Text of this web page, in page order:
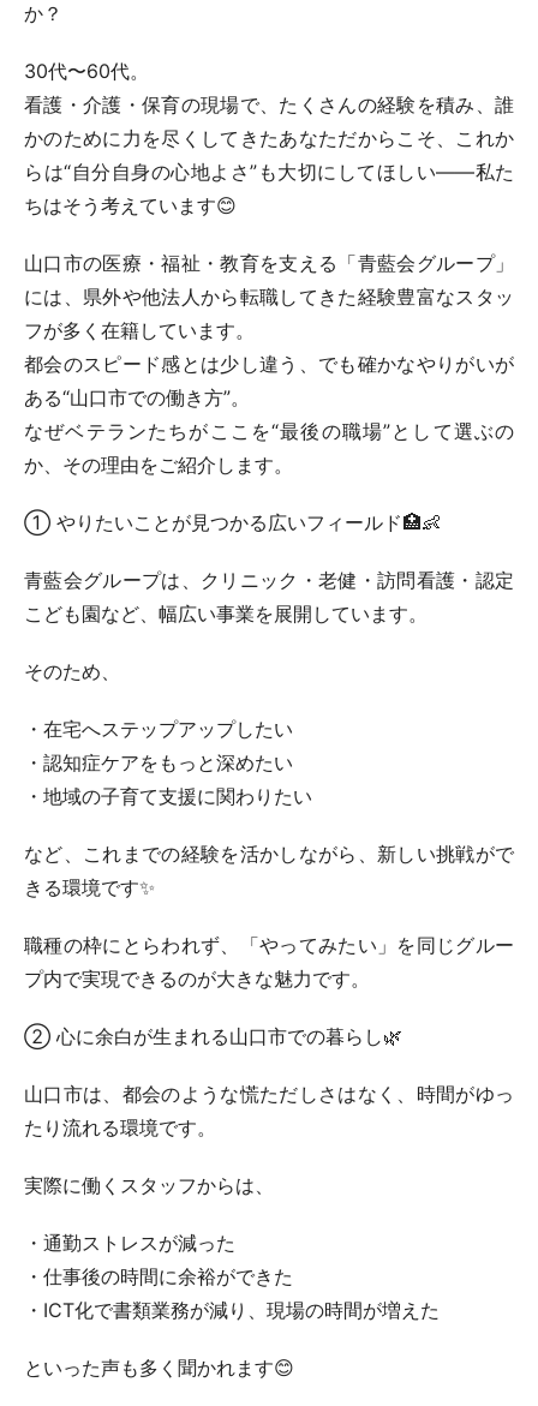
か？
30代〜60代。
看護・介護・保育の現場で、たくさんの経験を積み、誰
かのために力を尽くしてきたあなただからこそ、これか
らは“自分自身の心地よさ”も大切にしてほしい——私た
ちはそう考えています😊
山口市の医療・福祉・教育を支える「青藍会グループ」
には、県外や他法人から転職してきた経験豊富なスタッ
フが多く在籍しています。
都会のスピード感とは少し違う、でも確かなやりがいが
ある“山口市での働き方”。
なぜベテランたちがここを“最後の職場”として選ぶの
か、その理由をご紹介します。
① やりたいことが見つかる広いフィールド🏥👶
青藍会グループは、クリニック・老健・訪問看護・認定
こども園など、幅広い事業を展開しています。
そのため、
・在宅へステップアップしたい
・認知症ケアをもっと深めたい
・地域の子育て支援に関わりたい
など、これまでの経験を活かしながら、新しい挑戦がで
きる環境です✨
職種の枠にとらわれず、「やってみたい」を同じグルー
プ内で実現できるのが大きな魅力です。
② 心に余白が生まれる山口市での暮らし🌿
山口市は、都会のような慌ただしさはなく、時間がゆっ
たり流れる環境です。
実際に働くスタッフからは、
・通勤ストレスが減った
・仕事後の時間に余裕ができた
・ICT化で書類業務が減り、現場の時間が増えた
といった声も多く聞かれます😊